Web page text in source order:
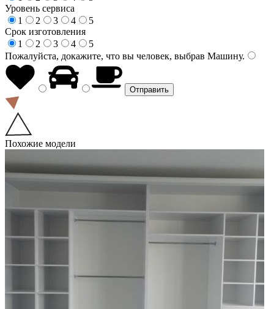
Уровень сервиса
1
2 3 4
5
Срок изготовления
1
2 3 4
5
Пожалуйста, докажите, что вы человек, выбрав Машину.
Похожие модели